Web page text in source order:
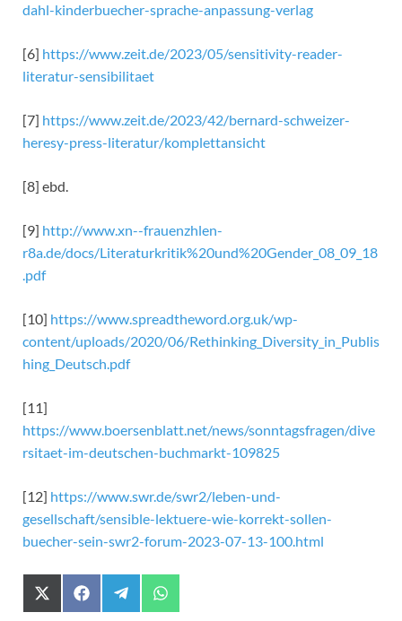
dahl-kinderbuecher-sprache-anpassung-verlag
[6] https://www.zeit.de/2023/05/sensitivity-reader-
literatur-sensibilitaet
[7] https://www.zeit.de/2023/42/bernard-schweizer-
heresy-press-literatur/komplettansicht
[8] ebd.
[9] http://www.xn--frauenzhlen-
r8a.de/docs/Literaturkritik%20und%20Gender_08_09_18
.pdf
[10] https://www.spreadtheword.org.uk/wp-
content/uploads/2020/06/Rethinking_Diversity_in_Publis
hing_Deutsch.pdf
[11]
https://www.boersenblatt.net/news/sonntagsfragen/dive
rsitaet-im-deutschen-buchmarkt-109825
[12] https://www.swr.de/swr2/leben-und-
gesellschaft/sensible-lektuere-wie-korrekt-sollen-
buecher-sein-swr2-forum-2023-07-13-100.html
X
(
F
a
e
W
h